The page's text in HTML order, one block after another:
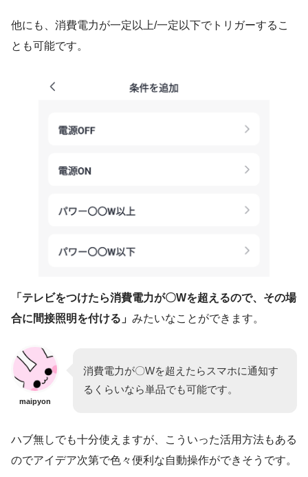
他にも、消費電力が一定以上/一定以下でトリガーするこ
とも可能です。
「テレビをつけたら消費電力が〇Wを超えるので、その場
合に間接照明を付ける」 みたいなことができます。
maipyon
消費電力が〇Wを超えたらスマホに通知す
るくらいなら単品でも可能です。
ハブ無しでも十分使えますが、こういった活用方法もある
のでアイデア次第で色々便利な自動操作ができそうです。